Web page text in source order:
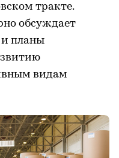
тракте.
обсуждает
планы
видам